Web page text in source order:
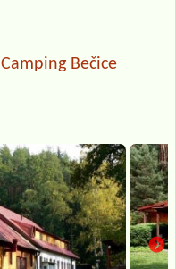
Camping Bečice